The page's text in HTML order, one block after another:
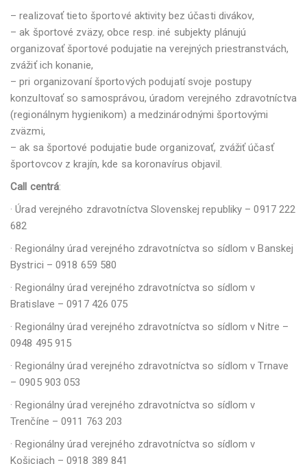
– realizovať tieto športové aktivity bez účasti divákov,
– ak športové zväzy, obce resp. iné subjekty plánujú
organizovať športové podujatie na verejných priestranstvách,
zvážiť ich konanie,
– pri organizovaní športových podujatí svoje postupy
konzultovať so samosprávou, úradom verejného zdravotníctva
(regionálnym hygienikom) a medzinárodnými športovými
zväzmi,
– ak sa športové podujatie bude organizovať, zvážiť účasť
športovcov z krajín, kde sa koronavírus objavil.
Call centrá:
· Úrad verejného zdravotníctva Slovenskej republiky – 0917 222
682
· Regionálny úrad verejného zdravotníctva so sídlom v Banskej
Bystrici – 0918 659 580
· Regionálny úrad verejného zdravotníctva so sídlom v
Bratislave – 0917 426 075
· Regionálny úrad verejného zdravotníctva so sídlom v Nitre –
0948 495 915
· Regionálny úrad verejného zdravotníctva so sídlom v Trnave
– 0905 903 053
· Regionálny úrad verejného zdravotníctva so sídlom v
Trenčíne – 0911 763 203
· Regionálny úrad verejného zdravotníctva so sídlom v
Košiciach – 0918 389 841